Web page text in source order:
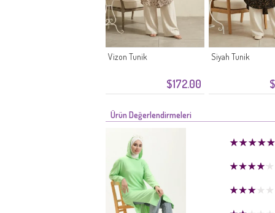
$172.00
Vizon Tunik Siyah Tunik
Ürün Değerlendirmeleri